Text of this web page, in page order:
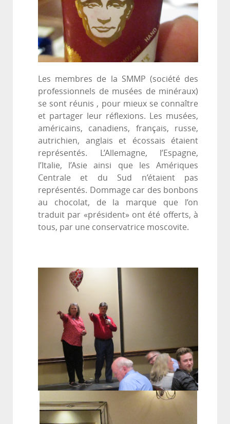
Les membres de la SMMP (société des
professionnels de musées de minéraux)
se sont réunis , pour mieux se connaître
et partager leur réflexions. Les musées,
américains, canadiens, français, russe,
autrichien, anglais et écossais étaient
représentés. L’Allemagne, l’Espagne,
l’Italie, l’Asie ainsi que les Amériques
Centrale et du Sud n’étaient pas
représentés. Dommage car des bonbons
au chocolat, de la marque que l’on
traduit par «président» ont été offerts, à
tous, par une conservatrice moscovite.